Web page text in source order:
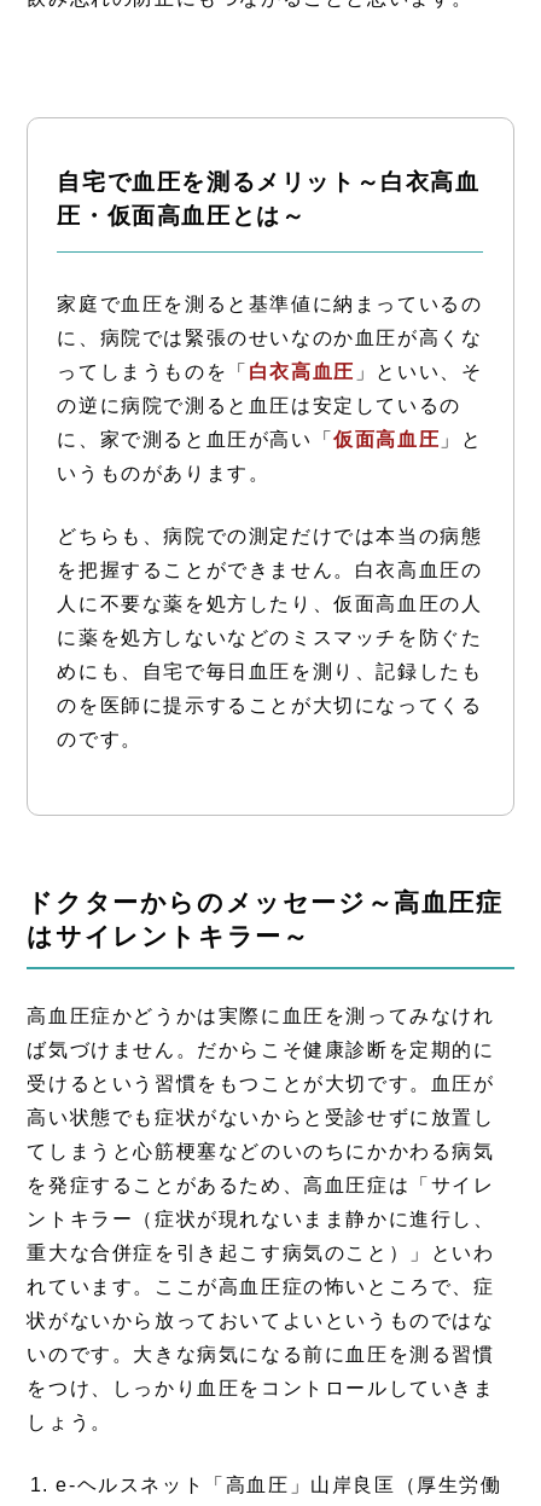
自宅で血圧を測るメリット～白衣高血
圧・仮面高血圧とは～
家庭で血圧を測ると基準値に納まっているの
に、病院では緊張のせいなのか血圧が高くな
ってしまうものを「 白衣高血圧 」といい、そ
の逆に病院で測ると血圧は安定しているの
に、家で測ると血圧が高い「仮面高血圧 」と
いうものがあります。
どちらも、病院での測定だけでは本当の病態
を把握することができません。白衣高血圧の
人に不要な薬を処方したり、仮面高血圧の人
に薬を処方しないなどのミスマッチを防ぐた
めにも、自宅で毎日血圧を測り、記録したも
のを医師に提示することが大切になってくる
のです。
ドクターからのメッセージ～高血圧症
はサイレントキラー～
高血圧症かどうかは実際に血圧を測ってみなけれ
ば気づけません。だからこそ健康診断を定期的に
受けるという習慣をもつことが大切です。血圧が
高い状態でも症状がないからと受診せずに放置し
てしまうと心筋梗塞などのいのちにかかわる病気
を発症することがあるため、高血圧症は「サイレ
ントキラー（症状が現れないまま静かに進行し、
重大な合併症を引き起こす病気のこと）」といわ
れています。ここが高血圧症の怖いところで、症
状がないから放っておいてよいというものではな
いのです。大きな病気になる前に血圧を測る習慣
をつけ、しっかり血圧をコントロールしていきま
しょう。
e-ヘルスネット「高血圧」山岸良匡（厚生労働